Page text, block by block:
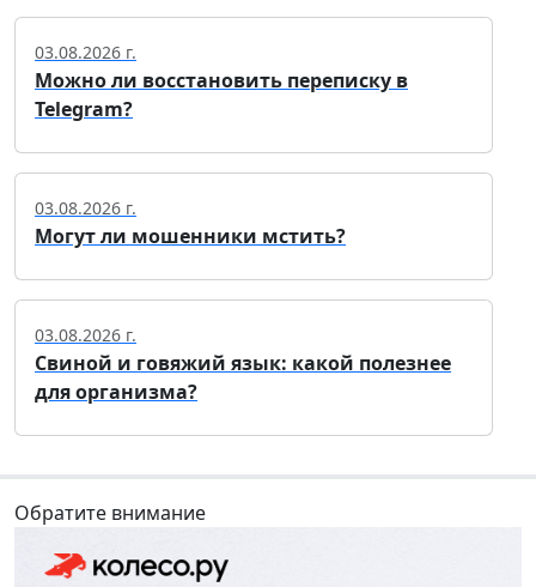
03.08.2026 г.
Можно ли восстановить переписку в
Telegram?
03.08.2026 г.
Могут ли мошенники мстить?
03.08.2026 г.
Свиной и говяжий язык: какой полезнее
для организма?
Обратите внимание